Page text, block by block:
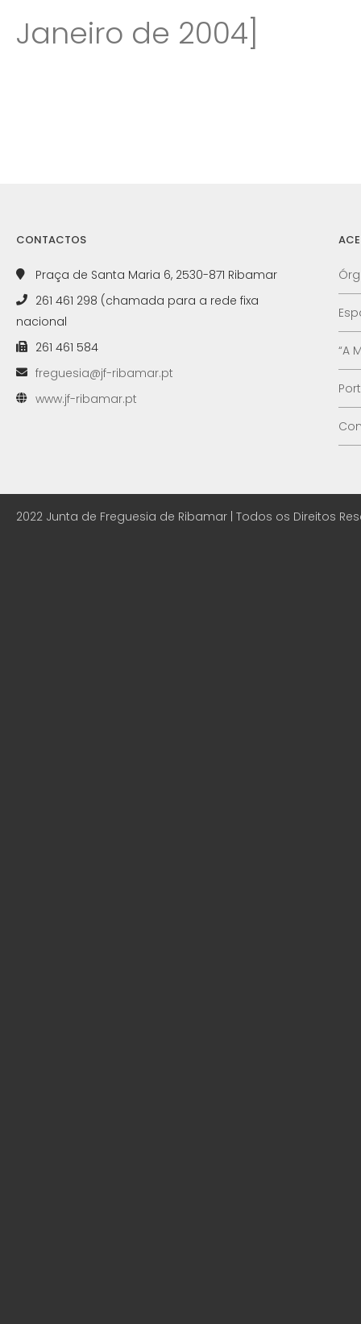
Janeiro de 2004]
CONTACTOS
Praça de Santa Maria 6, 2530-871 Ribamar
261 461 298 (chamada para a rede fixa
nacional
261 461 584
freguesia@jf-ribamar.pt
www.jf-ribamar.pt
“A
2022 Junta de Freguesia de Ribamar | Todos os Direitos